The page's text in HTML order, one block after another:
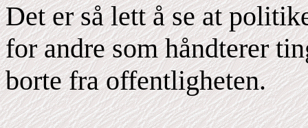
Det er så lett å se at
for andre som håndterer
borte fra offentligheten.